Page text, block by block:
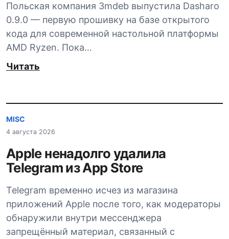
Польская компания 3mdeb выпустила Dasharo
0.9.0 — первую прошивку на базе открытого
кода для современной настольной платформы
AMD Ryzen. Пока…
Читать
MISC
4 августа 2026
Apple ненадолго удалила
Telegram из App Store
Telegram временно исчез из магазина
приложений Apple после того, как модераторы
обнаружили внутри мессенджера
запрещённый материал, связанный с